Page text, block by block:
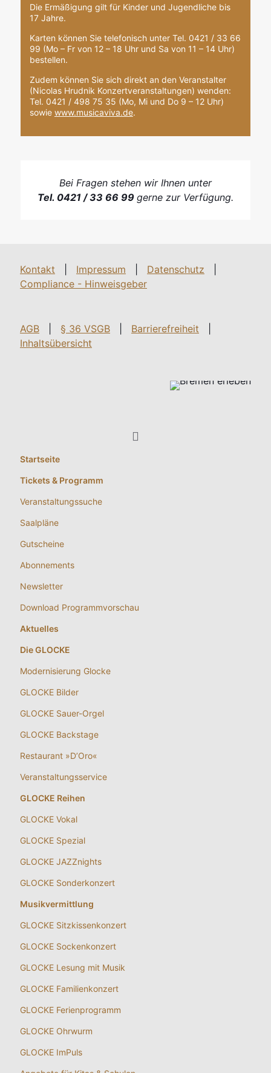
Die Ermäßigung gilt für Kinder und Jugendliche bis
17 Jahre.
Karten können Sie telefonisch unter Tel. 0421 / 33 66
99 (Mo – Fr von 12 – 18 Uhr und Sa von 11 – 14 Uhr)
bestellen.
Zudem können Sie sich direkt an den Veranstalter
(Nicolas Hrudnik Konzertveranstaltungen) wenden:
Tel. 0421 / 498 75 35 (Mo, Mi und Do 9 – 12 Uhr)
sowie www.musicaviva.de.
Bei Fragen stehen wir Ihnen unter
Tel. 0421 / 33 66 99 gerne zur Verfügung.
Kontakt Impressum Datenschutz
Compliance - Hinweisgeber
AGB § 36 VSGB Barrierefreiheit
Inhaltsübersicht
Startseite
Tickets & Programm
Veranstaltungssuche
Saalpläne
Gutscheine
Abonnements
Newsletter
Download Programmvorschau
Aktuelles
Die GLOCKE
Modernisierung Glocke
GLOCKE Bilder
GLOCKE Sauer-Orgel
GLOCKE Backstage
Restaurant »D’Oro«
Veranstaltungsservice
GLOCKE Reihen
GLOCKE Vokal
GLOCKE Spezial
GLOCKE JAZZnights
GLOCKE Sonderkonzert
Musikvermittlung
GLOCKE Sitzkissenkonzert
GLOCKE Sockenkonzert
GLOCKE Lesung mit Musik
GLOCKE Familienkonzert
GLOCKE Ferienprogramm
GLOCKE Ohrwurm
GLOCKE ImPuls